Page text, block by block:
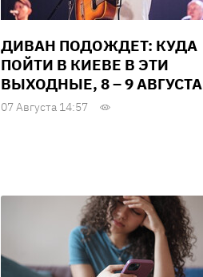
ДИВАН ПОДОЖДЕТ: КУДА
ПОЙТИ В КИЕВЕ В ЭТИ
ВЫХОДНЫЕ, 8 – 9 АВГУСТА
07 Августа 14:57